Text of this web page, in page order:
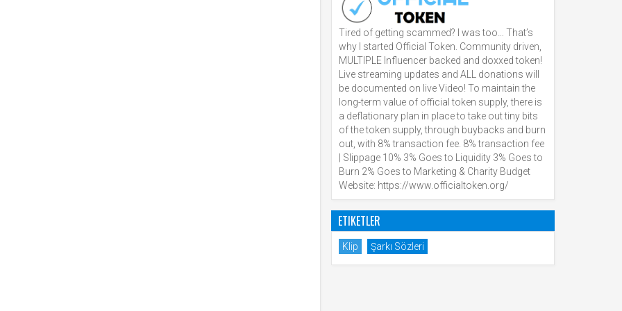
Tired of getting scammed? I was too… That’s
why I started Official Token. Community driven,
MULTIPLE Influencer backed and doxxed token!
Live streaming updates and ALL donations will
be documented on live Video! To maintain the
long-term value of official token supply, there is
a deflationary plan in place to take out tiny bits
of the token supply, through buybacks and burn
out, with 8% transaction fee. 8% transaction fee
| Slippage 10% 3% Goes to Liquidity 3% Goes to
Burn 2% Goes to Marketing & Charity Budget
Website: https://www.officialtoken.org/
ETIKETLER
Klip Şarkı Sözleri